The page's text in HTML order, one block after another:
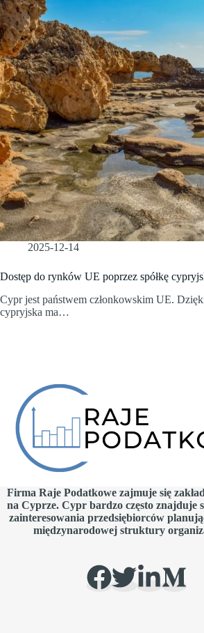
2025-12-14
Dostęp do rynków UE poprzez spółkę
Cypr jest państwem członkowskim UE.
cypryjska ma…
Firma Raje Podatkowe zajmuje się
na Cyprze. Cypr bardzo często znajduje
zainteresowania przedsiębiorców
międzynarodowej struktury